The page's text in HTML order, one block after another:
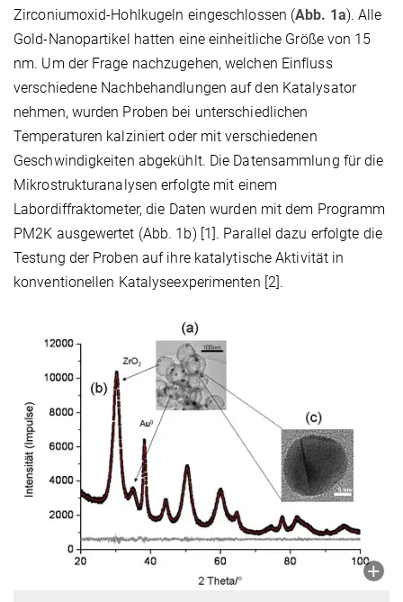
Zirconiumoxid-Hohlkugeln eingeschlossen (Abb. 1a). Alle
Gold-Nanopartikel hatten eine einheitliche Größe von 15
nm. Um der Frage nachzugehen, welchen Einfluss
verschiedene Nachbehandlungen auf den Katalysator
nehmen, wurden Proben bei unterschiedlichen
Temperaturen kalziniert oder mit verschiedenen
Geschwindigkeiten abgekühlt. Die Datensammlung für die
Mikrostrukturanalysen erfolgte mit einem
Labordiffraktometer, die Daten wurden mit dem Programm
PM2K ausgewertet (Abb. 1b) [1]. Parallel dazu erfolgte die
Testung der Proben auf ihre katalytische Aktivität in
konventionellen Katalyseexperimenten [2].